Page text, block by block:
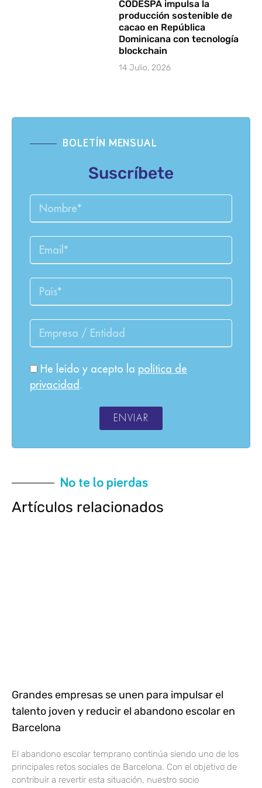
CODESPA impulsa la
producción sostenible de
cacao en República
Dominicana con tecnología
blockchain
14 Julio, 2026
BOLETÍN MENSUAL
Suscríbete
He leído y acepto la política de
privacidad .
ENVIAR
No te lo pierdas
Artículos relacionados
Grandes empresas se unen para impulsar el
talento joven y reducir el abandono escolar en
Barcelona
El abandono escolar temprano continúa siendo uno de los
principales retos sociales de Barcelona. Con el objetivo de
contribuir a revertir esta situación, nuestro socio